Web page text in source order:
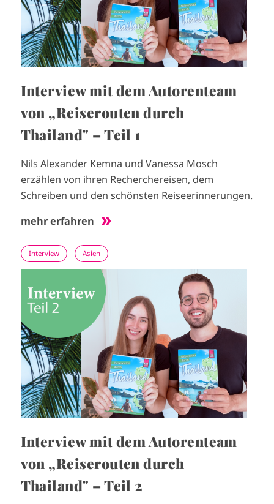
Interview mit dem Autorenteam
von „Reiserouten durch
Thailand" – Teil 1
Nils Alexander Kemna und Vanessa Mosch
erzählen von ihren Recherchereisen, dem
Schreiben und den schönsten Reiseerinnerungen.
mehr erfahren
Interview Asien
e
Interview mit dem Autorenteam
von „Reiserouten durch
Thailand" – Teil 2